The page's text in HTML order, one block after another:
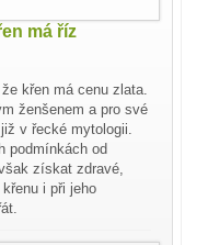
má říz
křen má cenu zlata.
ženšenem a pro své
v řecké mytologii.
podmínkách od
získat zdravé,
i při jeho